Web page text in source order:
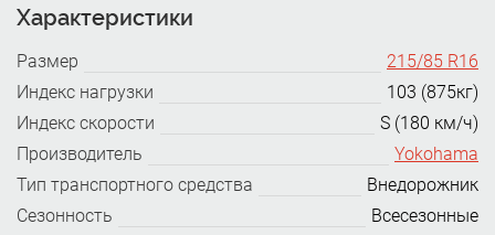
Характеристики
Размер
215/85 R16
Индекс нагрузки
103 (875кг)
Индекс скорости
S (180 км/ч)
Производитель
Yokohama
Тип транспортного средства
Внедорожник
Сезонность
Всесезонные